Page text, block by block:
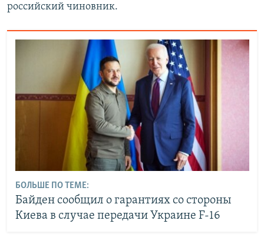
российский чиновник.
БОЛЬШЕ ПО ТЕМЕ:
Байден сообщил о гарантиях со стороны
Киева в случае передачи Украине F-16